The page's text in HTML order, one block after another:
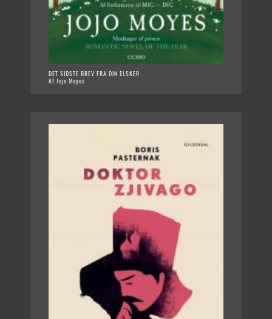
DET SIDSTE BREV FRA DIN ELSKER
Af Jojo Moyes